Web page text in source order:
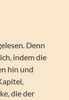
Denn
indem die
hin und
die der